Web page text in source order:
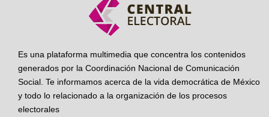
Es una plataforma multimedia que concentra los contenidos
generados por la Coordinación Nacional de Comunicación
Social. Te informamos acerca de la vida democrática de México
y todo lo relacionado a la organización de los procesos
electorales